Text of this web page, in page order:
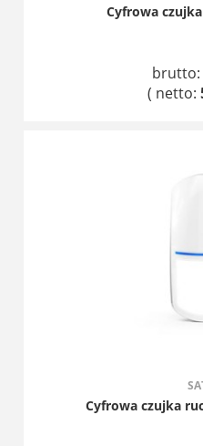
Cyfrowa
brutto:
( netto:
Cyfrowa czujka